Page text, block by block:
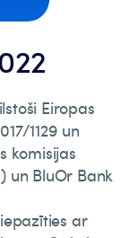
Eiropas
1129 un
komisijas
un BluOr Bank
ar